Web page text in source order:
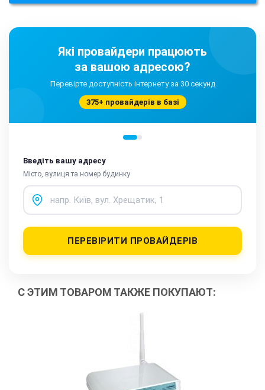
Які провайдери працюють
за вашою адресою?
Перевірте доступність інтернету за 30 секунд
375+ провайдерів в базі
Введіть вашу адресу
Місто, вулиця та номер будинку
ПЕРЕВІРИТИ ПРОВАЙДЕРІВ
С ЭТИМ ТОВАРОМ ТАКЖЕ ПОКУПАЮТ: